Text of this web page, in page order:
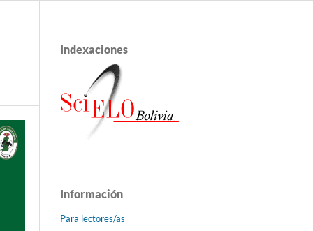
Indexaciones
Información
Para lectores/as